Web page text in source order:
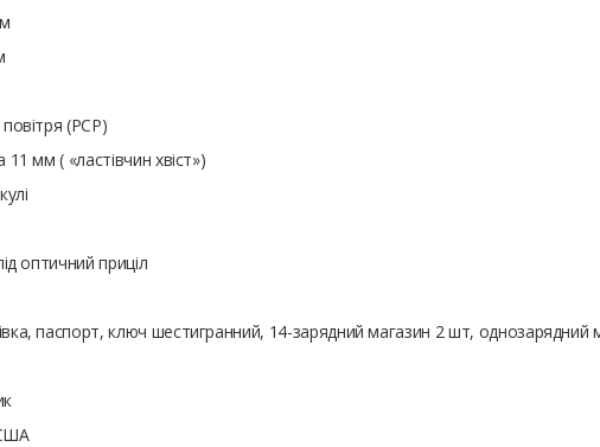
(PCP)
мм ( «ластівчин хвіст»)
оптичний приціл
паспорт, ключ шестигранний, 14-зарядний магазин 2 шт, однозарядний